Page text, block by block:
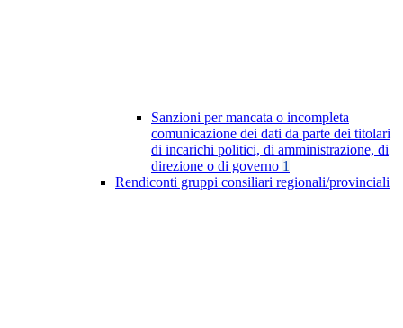
Sanzioni per mancata o incompleta
comunicazione dei dati da parte dei titolari
di incarichi politici, di amministrazione, di
direzione o di governo 1
Rendiconti gruppi consiliari regionali/provinciali